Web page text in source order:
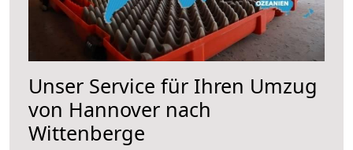
Unser Service für Ihren Umzug
von Hannover nach
Wittenberge